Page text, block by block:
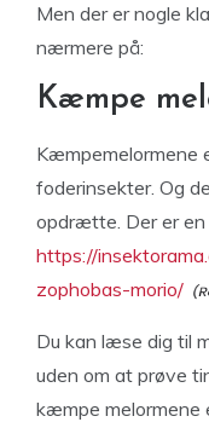
Men der er nogle
nærmere på:
Kæmpe
Kæmpemelormene
foderinsekter. Og
opdrætte. Der er en
https://
zophobas-morio/
Du kan læse dig til
uden om at prøve
kæmpe melormene